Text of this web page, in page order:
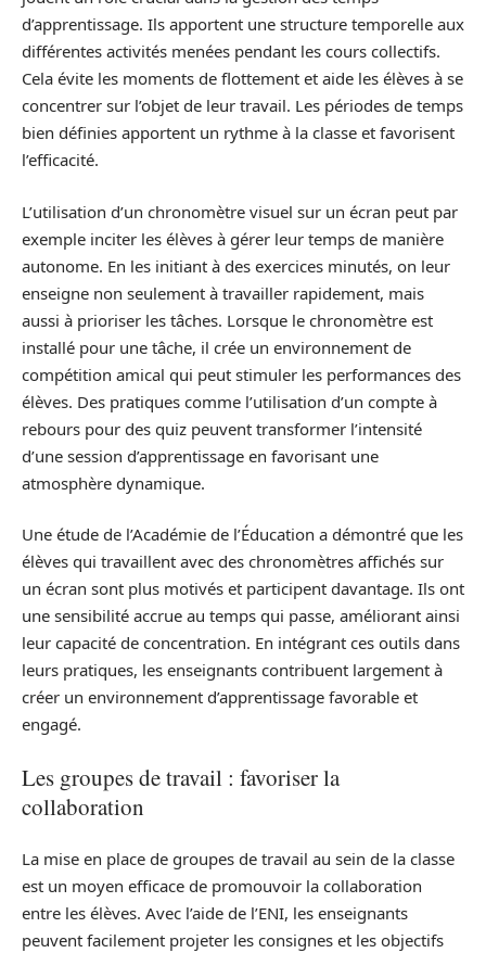
d’apprentissage. Ils apportent une structure temporelle aux
différentes activités menées pendant les cours collectifs.
Cela évite les moments de flottement et aide les élèves à se
concentrer sur l’objet de leur travail. Les périodes de temps
bien définies apportent un rythme à la classe et favorisent
l’efficacité.
L’utilisation d’un chronomètre visuel sur un écran peut par
exemple inciter les élèves à gérer leur temps de manière
autonome. En les initiant à des exercices minutés, on leur
enseigne non seulement à travailler rapidement, mais
aussi à prioriser les tâches. Lorsque le chronomètre est
installé pour une tâche, il crée un environnement de
compétition amical qui peut stimuler les performances des
élèves. Des pratiques comme l’utilisation d’un compte à
rebours pour des quiz peuvent transformer l’intensité
d’une session d’apprentissage en favorisant une
atmosphère dynamique.
Une étude de l’Académie de l’Éducation a démontré que les
élèves qui travaillent avec des chronomètres affichés sur
un écran sont plus motivés et participent davantage. Ils ont
une sensibilité accrue au temps qui passe, améliorant ainsi
leur capacité de concentration. En intégrant ces outils dans
leurs pratiques, les enseignants contribuent largement à
créer un environnement d’apprentissage favorable et
engagé.
Les groupes de travail : favoriser la
collaboration
La mise en place de groupes de travail au sein de la classe
est un moyen efficace de promouvoir la collaboration
entre les élèves. Avec l’aide de l’ENI, les enseignants
peuvent facilement projeter les consignes et les objectifs